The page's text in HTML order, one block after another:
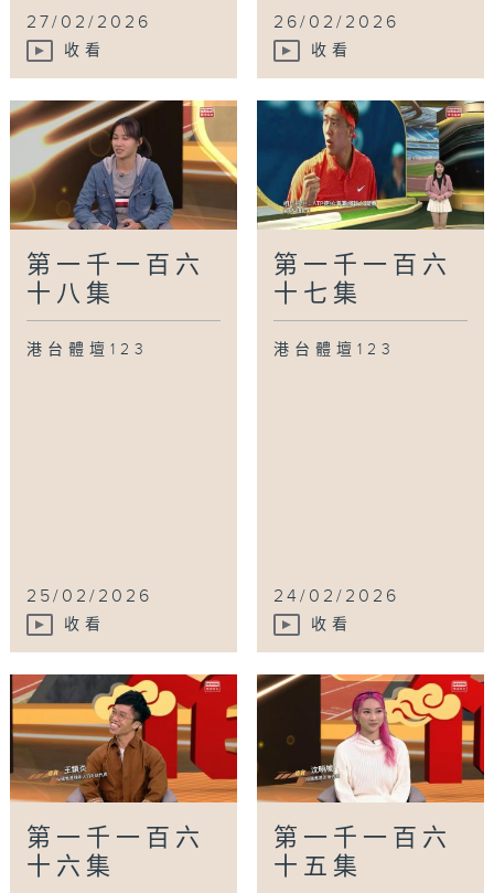
27/02/2026
收看
26/02/2026
收看
第一千一百六
十八集
港台體壇123
25/02/2026
收看
第一千一百六
十七集
港台體壇123
24/02/2026
收看
第一千一百六
十六集
第一千一百六
十五集